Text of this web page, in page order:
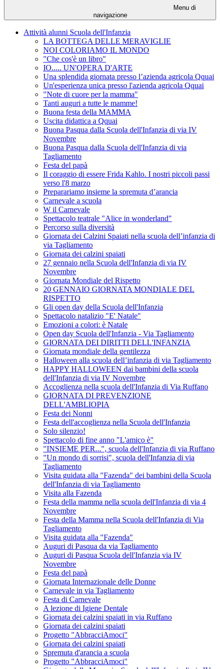
Menu di
navigazione
Attività alunni Scuola dell'Infanzia
LA BOTTEGA DELLE MERAVIGLIE
NOI COLORIAMO IL MONDO
"Che cos'è un libro"
IO..... UN'OPERA D'ARTE
Una splendida giornata presso l’azienda agricola Qquai
Un'esperienza unica presso l'azienda agricola Qquai
"Note di cuore per la mamma"
Tanti auguri a tutte le mamme!
Buona festa della MAMMA
Uscita didattica a Qquai
Buona Pasqua dalla Scuola dell'Infanzia di via IV
Novembre
Buona Pasqua dalla Scuola dell'Infanzia di via
Tagliamento
Festa del papà
Il coraggio di essere Frida Kahlo. I nostri piccoli passi
verso l'8 marzo
Preparariamo insieme la spremuta d’arancia
Carnevale a scuola
W il Carnevale
Spettacolo teatrale "Alice in wonderland"
Percorso sulla diversità
Giornata dei Calzini Spaiati nella scuola dell’infanzia di
via Tagliamento
Giornata dei calzini spaiati
27 gennaio nella Scuola dell'Infanzia di via IV
Novembre
Giornata Mondiale del Rispetto
20 GENNAIO GIORNATA MONDIALE DEL
RISPETTO
Gli open day della Scuola dell'Infanzia
Spettacolo natalizio "E' Natale"
Emozioni a colori: è Natale
Open day Scuola dell'Infanzia - Via Tagliamento
GIORNATA DEI DIRITTI DELL'INFANZIA
Giornata mondiale della gentilezza
Halloween alla scuola dell’infanzia di via Tagliamento
HAPPY HALLOWEEN dai bambini della scuola
dell'Infanzia di via IV Novembre
Accoglienza nella scuola dell'Infanzia di Via Ruffano
GIORNATA DI PREVENZIONE
DELL'AMBLIOPIA
Festa dei Nonni
Festa dell'accoglienza nella Scuola dell'Infanzia
Solo silenzio!
Spettacolo di fine anno "L'amico è"
"INSIEME PER...", scuola dell'Infanzia di via Ruffano
"Un mondo di sorrisi", scuola dell'Infanzia di via
Tagliamento
Visita guidata alla "Fazenda" dei bambini della Scuola
dell'Infanzia di via Tagliamento
Visita alla Fazenda
Festa della mamma nella scuola dell'Infanzia di via 4
Novembre
Festa della Mamma nella Scuola dell'Infanzia di Via
Tagliamento
Visita guidata alla "Fazenda"
Auguri di Pasqua da via Tagliamento
Auguri di Pasqua Scuola dell'Infanzia via IV
Novembre
Festa del papà
Giornata Internazionale delle Donne
Carnevale in via Tagliamento
Festa di Carnevale
A lezione di Igiene Dentale
Giornata dei calzini spaiati in via Ruffano
Giornata dei calzini spaiati
Progetto "AbbracciAmoci"
Giornata dei calzini spaiati
Spremuta d'arancia a scuola
Progetto "AbbracciAmoci"